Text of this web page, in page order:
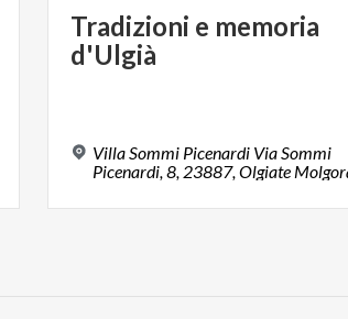
Tradizioni e memoria
d'Ulgià
Villa Sommi Picenardi Via Sommi